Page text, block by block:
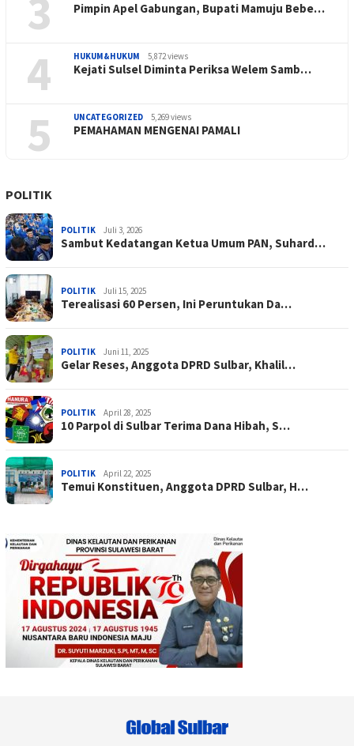
3 Pimpin Apel Gabungan, Bupati Mamuju Bebe…
4 HUKUM&HUKUM 5,872 views
Kejati Sulsel Diminta Periksa Welem Samb…
5 UNCATEGORIZED 5,269 views
PEMAHAMAN MENGENAI PAMALI
POLITIK
POLITIK Juli 3, 2026
Sambut Kedatangan Ketua Umum PAN, Suhard…
POLITIK Juli 15, 2025
Terealisasi 60 Persen, Ini Peruntukan Da…
POLITIK Juni 11, 2025
Gelar Reses, Anggota DPRD Sulbar, Khalil…
POLITIK April 28, 2025
10 Parpol di Sulbar Terima Dana Hibah, S…
POLITIK April 22, 2025
Temui Konstituen, Anggota DPRD Sulbar, H…